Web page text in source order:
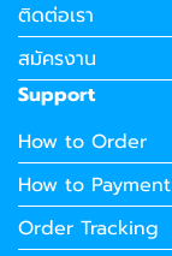
ติดต่อเรา
สมัครงาน
Support
How to Order
How to Payment
Order Tracking